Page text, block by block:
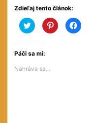
Zdieľaj tento článok:
Kliknite
pre
zdieľanie
Twitter(Otvorí
novom
Kliknite
pre
zdieľanie
Kliknite
pre
Páči sa mi:
Nahráva sa...